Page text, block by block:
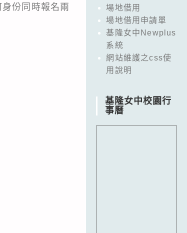
份同時報名兩
場地借用
場地借用申請單
基隆女中Newplus
系統
網站維護之css使
用說明
基隆女中校園行
事曆